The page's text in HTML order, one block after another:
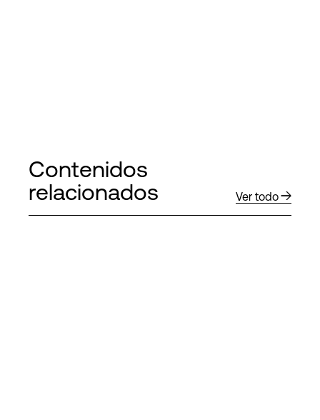
Contenidos
relacionados
Ver todo